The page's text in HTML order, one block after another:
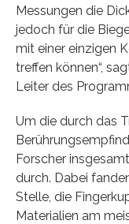
Messungen die
jedoch für die
mit einer einzigen
treffen können“,
Leiter des
Um die durch das
Forscher
durch. Dabei
Stelle, die
Materialien am